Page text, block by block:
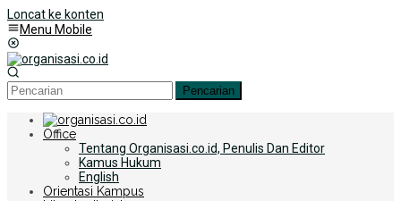
Loncat ke konten
Menu Mobile
Pencarian
Office
Tentang Organisasi.co.id, Penulis Dan Editor
Kamus Hukum
English
Orientasi Kampus